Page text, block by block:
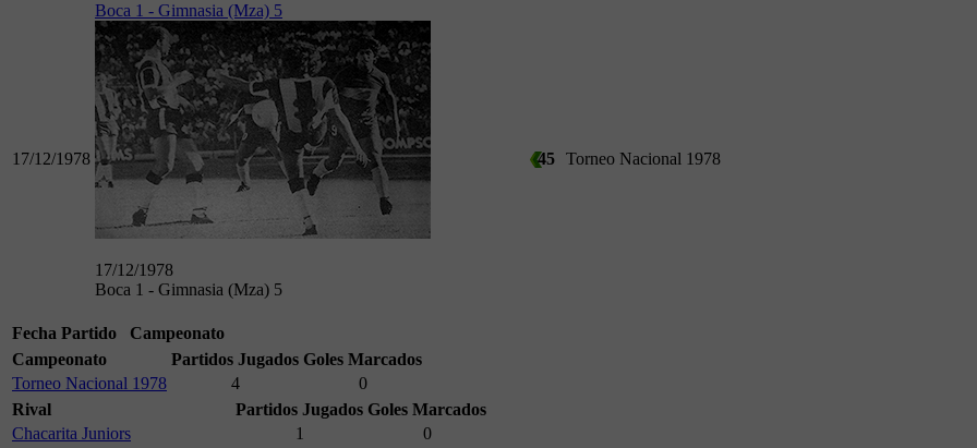
17/12/1978
Boca 1 - Gimnasia (Mza) 5
17/12/1978
Boca 1 - Gimnasia (Mza) 5
45 Torneo Nacional 1978
Fecha Partido
Campeonato
Campeonato
Partidos Jugados Goles Marcados
Torneo Nacional 1978
4
0
Rival
Partidos Jugados Goles Marcados
Chacarita Juniors
1
0